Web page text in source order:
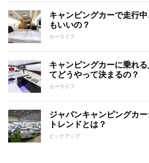
キャンピングカーで走行
もいいの？
カーライフ
キャンピングカーに乗れ
てどうやって決まるの？
カーライフ
ジャパンキャンピングカ
トレンドとは？
ピックアップ